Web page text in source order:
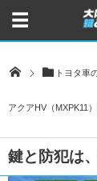
トヨタ車
アクアHV（MXPK11
鍵と防犯は